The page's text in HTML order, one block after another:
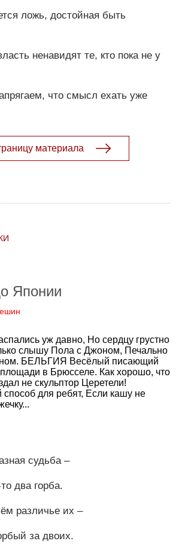
ложь, достойная быть
ненавидят те, кто пока не у
что смысл ехать уже
материала
Японии
уж давно, Но сердцу грустно
слышу Пола с Джоном, Печально
БЕЛЬГИЯ Весёлый писающий
в Брюсселе. Как хорошо, что
не скульптор Церетели!
для ребят, Если кашу не
судьба –
два горба.
различье их –
за двоих.